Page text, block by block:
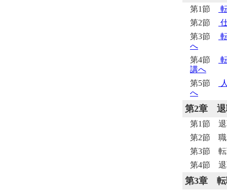
第1節
第2節
第3節
へ
第4節
講へ
第5節
へ
第2章
第1節 退
第2節 職
第3節 転
第4節 退
第3章